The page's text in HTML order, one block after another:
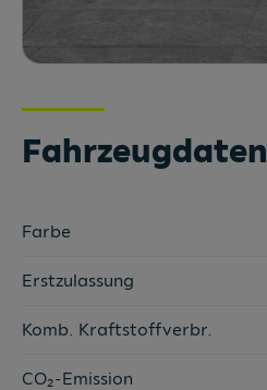
Fahrzeugdaten
Farbe
Erstzulassung
Komb. Kraftstoffverbr.
CO₂-Emission